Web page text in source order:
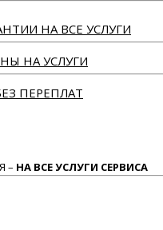
НА ВСЕ УСЛУГИ
НА УСЛУГИ
ПЕРЕПЛАТ
– НА ВСЕ УСЛУГИ СЕРВИСА